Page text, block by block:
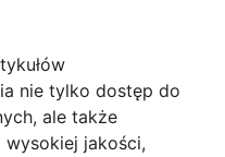
nie tylko dostęp do
ale także
jakości,